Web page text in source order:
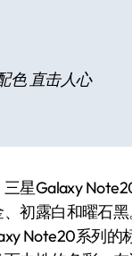
色 直击人心
星Galaxy
初露白和曜石
Note20系列的